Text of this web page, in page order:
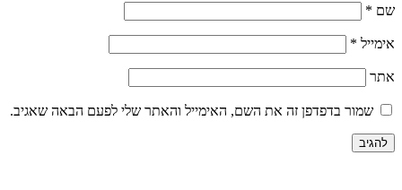
שם *
אימייל *
אתר
שמור בדפדפן זה את השם, האימייל והאתר שלי לפעם הבאה שאגיב.